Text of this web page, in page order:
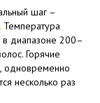
шаг –
Температура
диапазоне 200–
Горячие
одновременно
несколько раз